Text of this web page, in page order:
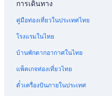
การเดินทาง
คู่มือท่องเที่ยวในประเทศไทย
โรงแรมในไทย
บ้านพักตากอากาศในไทย
แพ็คเกจท่องเที่ยวไทย
ตั๋วเครื่องบินภายในประเทศ